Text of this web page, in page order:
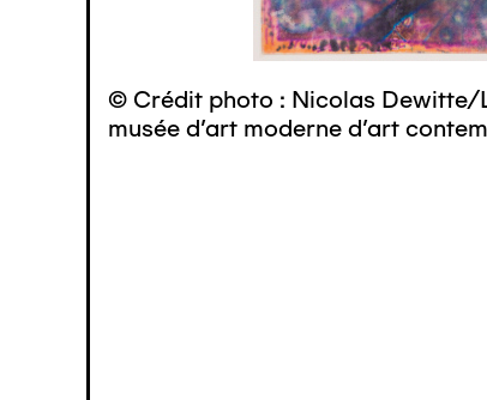
© Crédit photo : Nicolas Dewitte/
musée d’art moderne d’art